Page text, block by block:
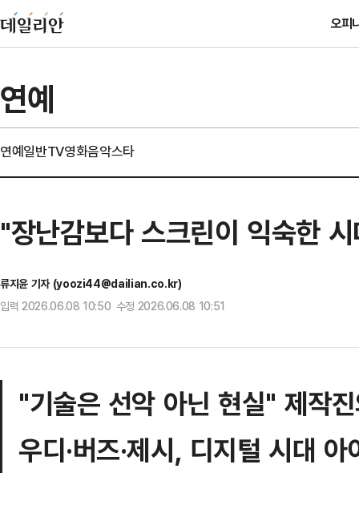
오피
연예
연예일반TV영화음악스타
"장난감보다 스크린이 익숙한
류지윤 기자 (yoozi44@dailian.co.kr)
입력 2026.06.08 10:50 수정 2026.06.08 10:51
"기술은 선악 아닌 현실" 제작
우디·버즈·제시, 디지털 시대